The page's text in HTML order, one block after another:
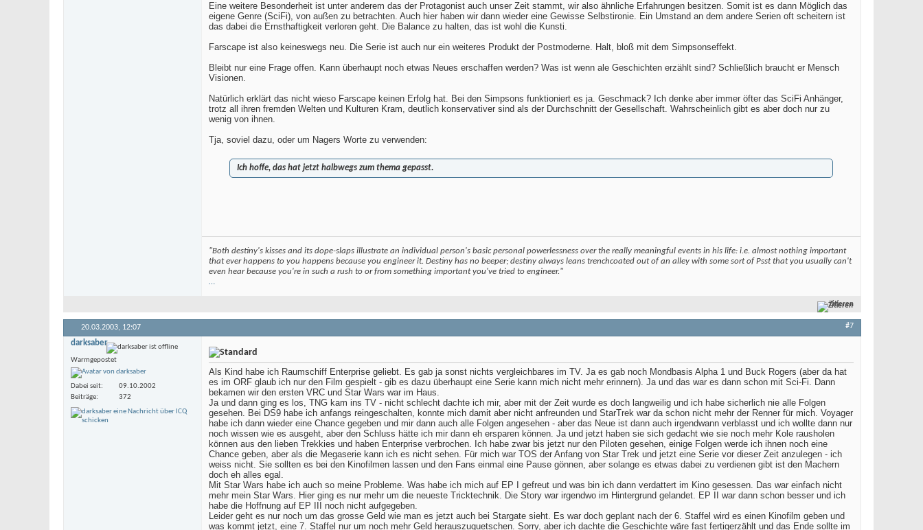
Eine weitere Besonderheit ist unter anderem das der Protagonist auch unser Zeit stammt, wir also ähnliche Erfahrungen besitzen. Somit ist es dann Möglich das
eigene Genre (SciFi), von außen zu betrachten. Auch hier haben wir dann wieder eine Gewisse Selbstironie. Ein Umstand an dem andere Serien oft scheitern ist
das dabei die Ernsthaftigkeit verloren geht. Die Balance zu halten, das ist wohl die Kunsti.
Farscape ist also keineswegs neu. Die Serie ist auch nur ein weiteres Produkt der Postmoderne. Halt, bloß mit dem Simpsonseffekt.
Bleibt nur eine Frage offen. Kann überhaupt noch etwas Neues erschaffen werden? Was ist wenn ale Geschichten erzählt sind? Schließlich braucht er Mensch
Visionen.
Natürlich erklärt das nicht wieso Farscape keinen Erfolg hat. Bei den Simpsons funktioniert es ja. Geschmack? Ich denke aber immer öfter das SciFi Anhänger,
trotz all ihren fremden Welten und Kulturen Kram, deutlich konservativer sind als der Durchschnitt der Gesellschaft. Wahrscheinlich gibt es aber doch nur zu
wenig von ihnen.
Tja, soviel dazu, oder um Nagers Worte zu verwenden:
Ich hoffe, das hat jetzt halbwegs zum thema gepasst.
"Both destiny's kisses and its dope-slaps illustrate an individual person's basic personal powerlessness over the really meaningful events in his life: i.e. almost nothing important
that ever happens to you happens because you engineer it. Destiny has no beeper; destiny always leans trenchcoated out of an alley with some sort of Psst that you usually can't
even hear because you're in such a rush to or from something important you've tried to engineer."
…
Zitieren
20.03.2003, 12:07 #7
darksaber
Warmgepostet
Dabei seit
09.10.2002
Beiträge
372
Als Kind habe ich Raumschiff Enterprise geliebt. Es gab ja sonst nichts vergleichbares im TV. Ja es gab noch Mondbasis Alpha 1 und Buck Rogers (aber da hat
es im ORF glaub ich nur den Film gespielt - gib es dazu überhaupt eine Serie kann mich nicht mehr erinnern). Ja und das war es dann schon mit Sci-Fi. Dann
bekamen wir den ersten VRC und Star Wars war im Haus.
Ja und dann ging es los, TNG kam ins TV - nicht schlecht dachte ich mir, aber mit der Zeit wurde es doch langweilig und ich habe sicherlich nie alle Folgen
gesehen. Bei DS9 habe ich anfangs reingeschalten, konnte mich damit aber nicht anfreunden und StarTrek war da schon nicht mehr der Renner für mich. Voyager
habe ich dann wieder eine Chance gegeben und mir dann auch alle Folgen angesehen - aber das Neue ist dann auch irgendwann verblasst und ich wollte dann nur
noch wissen wie es ausgeht, aber den Schluss hätte ich mir dann eh ersparen können. Ja und jetzt haben sie sich gedacht wie sie noch mehr Kole rausholen
können aus den lieben Trekkies und haben Enterprise verbrochen. Ich habe zwar bis jetzt nur den Piloten gesehen, einige Folgen werde ich ihnen noch eine
Chance geben, aber als die Megaserie kann ich es nicht sehen. Für mich war TOS der Anfang von Star Trek und jetzt eine Serie vor dieser Zeit anzulegen - ich
weiss nicht. Sie sollten es bei den Kinofilmen lassen und den Fans einmal eine Pause gönnen, aber solange es etwas dabei zu verdienen gibt ist den Machern
doch eh alles egal.
Mit Star Wars habe ich auch so meine Probleme. Was habe ich mich auf EP I gefreut und was bin ich dann verdattert im Kino gesessen. Das war einfach nicht
mehr mein Star Wars. Hier ging es nur mehr um die neueste Tricktechnik. Die Story war irgendwo im Hintergrund gelandet. EP II war dann schon besser und ich
habe die Hoffnung auf EP III noch nicht aufgegeben.
Leider geht es nur noch um das grosse Geld wie man es jetzt auch bei Stargate sieht. Es war doch geplant nach der 6. Staffel wird es einen Kinofilm geben und
was kommt jetzt, eine 7. Staffel nur um noch mehr Geld herauszuquetschen. Sorry, aber ich dachte die Geschichte wäre fast fertigerzählt und das Ende sollte im